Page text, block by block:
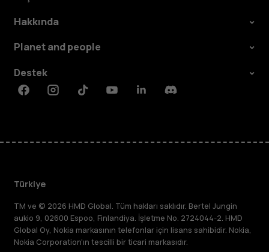
Hakkında
Planet and people
Destek
FacebookInstagramTiktokYoutubeLinkedinDiscord
Türkiye
TM ve © 2026 HMD Global. Tüm hakları saklıdır. Bertel Jungin
aukio 9, 02600 Espoo, Finlandiya. İşletme No. 2724044-2. HMD
Global Oy, Nokia markasının telefonlar için lisans sahibidir. Nokia,
Nokia Corporation'ın tescilli bir ticari markasıdır.